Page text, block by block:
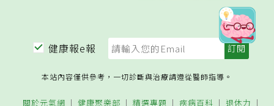
健康報e報
本站內容僅供參考，一切診斷與治療請遵從醫師指導。
關於元氣網 健康聚樂部 精選專題 疾病百科 退休力